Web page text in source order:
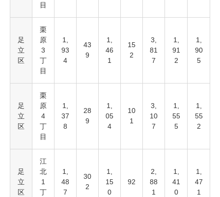
目
足
立
区
栗
原
3
丁
目
1,
93
4
43
9
1,
46
1
15
2
3,
81
7
1,
91
2
1,
90
5
足
立
区
栗
原
4
丁
目
1,
37
8
28
9
1,
05
4
10
1
3,
10
7
1,
55
5
1,
55
2
足
立
区
江
北
1
丁
1,
48
7
30
2
1,
15
0
92
2,
88
1
1,
41
0
1,
47
1